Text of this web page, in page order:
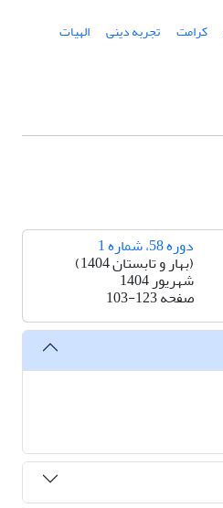
کرامت تجربه دینی الهیات
دوره 58، شماره 1
(بهار و تابستان 1404)
شهریور 1404
صفحه103-123